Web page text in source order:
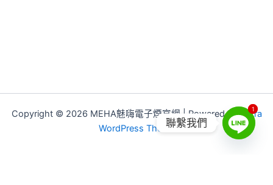
Copyright © 2026 MEHA魅嗨電子煙官網 | Powered byAstra
WordPress Theme聯繫我們
11